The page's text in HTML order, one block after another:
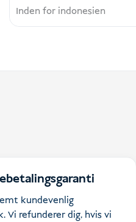
Inden for indonesien
kundevenlig
Vi refunderer dig, hvis vi